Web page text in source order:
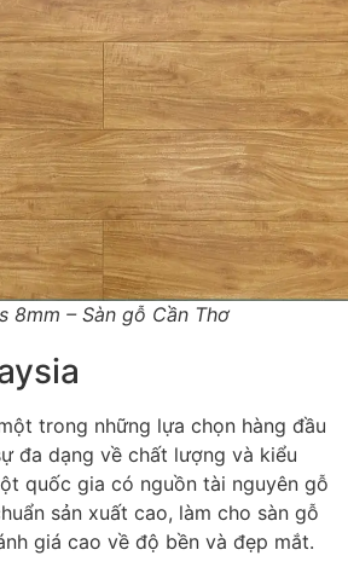
8mm – Sàn gỗ Cần Thơ
trong những lựa chọn hàng đầu
đa dạng về chất lượng và kiểu
quốc gia có nguồn tài nguyên gỗ
sản xuất cao, làm cho sàn gỗ
giá cao về độ bền và đẹp mắt.